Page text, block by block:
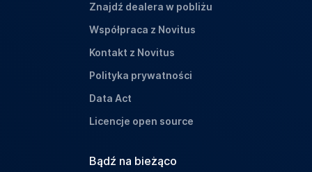
Znajdź dealera w pobliżu
Współpraca z Novitus
Kontakt z Novitus
Polityka prywatności
Data Act
Licencje open source
Bądź na bieżąco